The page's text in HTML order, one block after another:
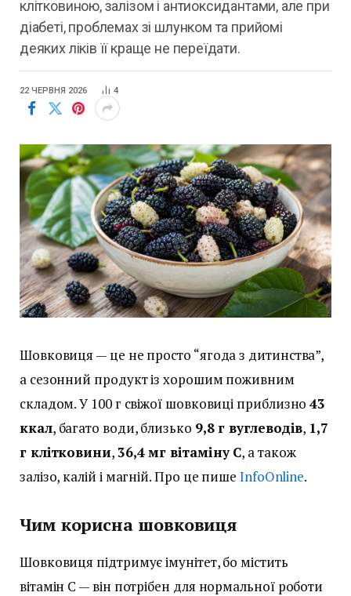
клітковиною, залізом і антиоксидантами, але при
діабеті, проблемах зі шлунком та прийомі
деяких ліків її краще не переїдати.
22 ЧЕРВНЯ 2026 4
Шовковиця — це не просто “ягода з дитинства”,
а сезонний продукт із хорошим поживним
складом. У 100 г свіжої шовковиці приблизно43
ккал, багато води, близько 9,8 г вуглеводів, 1,7
г клітковини,36,4 мг вітаміну С, а також
залізо, калій і магній. Про це пише InfoOnline.
Чим корисна шовковиця
Шовковиця підтримує імунітет, бо містить
вітамін С — він потрібен для нормальної роботи